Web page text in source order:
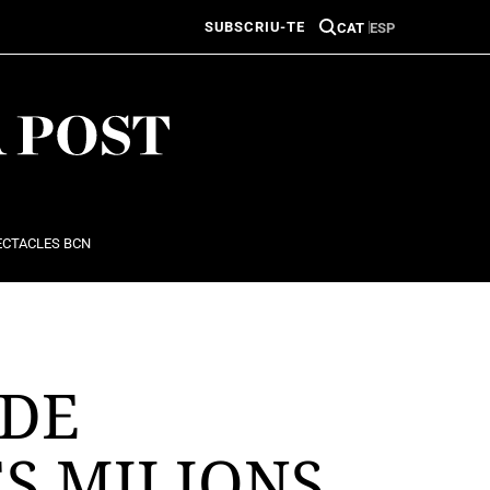
SUBSCRIU-TE CAT ESP
BCN